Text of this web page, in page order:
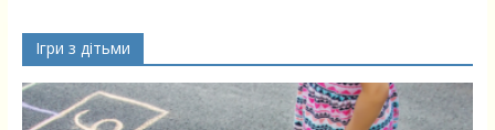
Ігри з дітьми